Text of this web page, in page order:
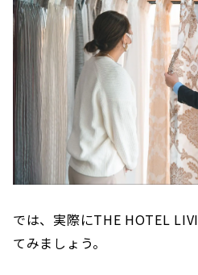
では、実際にTHE HOTEL
てみましょう。